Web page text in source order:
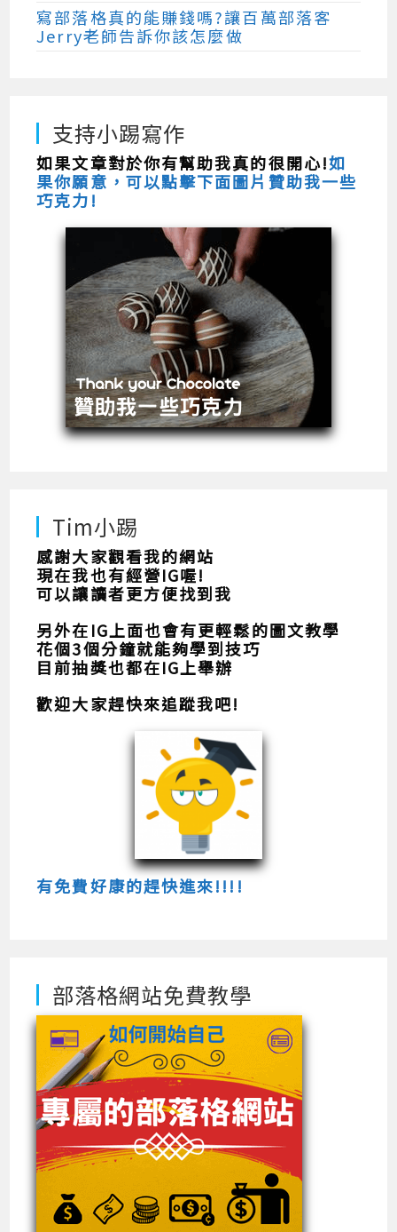
寫部落格真的能賺錢嗎?讓百萬部落客
Jerry老師告訴你該怎麼做
支持小踢寫作
如果文章對於你有幫助我真的很開心!如
果你願意，可以點擊下面圖片贊助我一些
巧克力!
Tim小踢
感謝大家觀看我的網站
現在我也有經營IG喔!
可以讓讀者更方便找到我
另外在IG上面也會有更輕鬆的圖文教學
花個3個分鐘就能夠學到技巧
目前抽獎也都在IG上舉辦
歡迎大家趕快來追蹤我吧!
有免費好康的趕快進來!!!!
部落格網站免費教學